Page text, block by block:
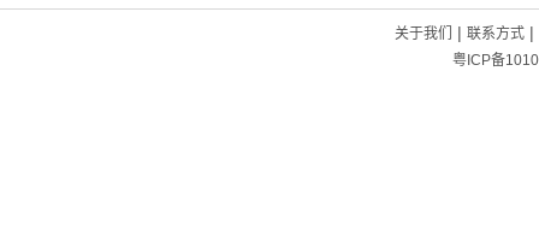
关于我们 | 联系方式|
粤ICP备